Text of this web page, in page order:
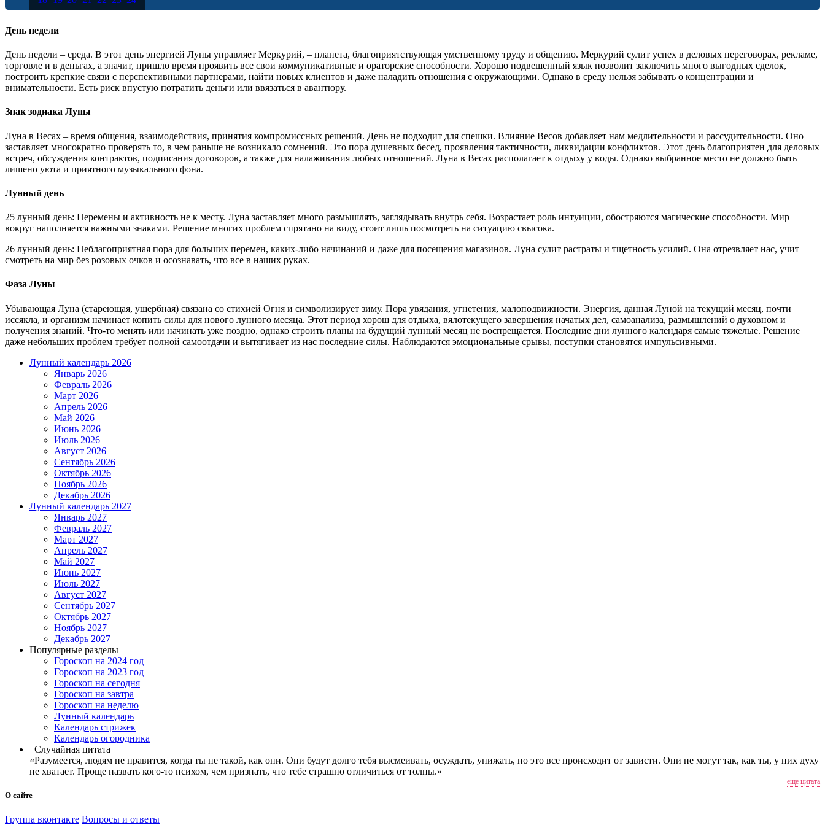
25 26 27 28 29 30
День недели
День недели – среда. В этот день энергией Луны управляет Меркурий, – планета, благоприятствующая умственному труду и общению. Меркурий сулит успех в деловых переговорах, рекламе,
торговле и в деньгах, а значит, пришло время проявить все свои коммуникативные и ораторские способности. Хорошо подвешенный язык позволит заключить много выгодных сделок,
построить крепкие связи с перспективными партнерами, найти новых клиентов и даже наладить отношения с окружающими. Однако в среду нельзя забывать о концентрации и
внимательности. Есть риск впустую потратить деньги или ввязаться в авантюру.
Знак зодиака Луны
Луна в Весах – время общения, взаимодействия, принятия компромиссных решений. День не подходит для спешки. Влияние Весов добавляет нам медлительности и рассудительности. Оно
заставляет многократно проверять то, в чем раньше не возникало сомнений. Это пора душевных бесед, проявления тактичности, ликвидации конфликтов. Этот день благоприятен для деловых
встреч, обсуждения контрактов, подписания договоров, а также для налаживания любых отношений. Луна в Весах располагает к отдыху у воды. Однако выбранное место не должно быть
лишено уюта и приятного музыкального фона.
Лунный день
25 лунный день: Перемены и активность не к месту. Луна заставляет много размышлять, заглядывать внутрь себя. Возрастает роль интуиции, обостряются магические способности. Мир
вокруг наполняется важными знаками. Решение многих проблем спрятано на виду, стоит лишь посмотреть на ситуацию свысока.
26 лунный день: Неблагоприятная пора для больших перемен, каких-либо начинаний и даже для посещения магазинов. Луна сулит растраты и тщетность усилий. Она отрезвляет нас, учит
смотреть на мир без розовых очков и осознавать, что все в наших руках.
Фаза Луны
Убывающая Луна (стареющая, ущербная) связана со стихией Огня и символизирует зиму. Пора увядания, угнетения, малоподвижности. Энергия, данная Луной на текущий месяц, почти
иссякла, и организм начинает копить силы для нового лунного месяца. Этот период хорош для отдыха, вялотекущего завершения начатых дел, самоанализа, размышлений о духовном и
получения знаний. Что-то менять или начинать уже поздно, однако строить планы на будущий лунный месяц не воспрещается. Последние дни лунного календаря самые тяжелые. Решение
даже небольших проблем требует полной самоотдачи и вытягивает из нас последние силы. Наблюдаются эмоциональные срывы, поступки становятся импульсивными.
Лунный календарь 2026
Январь 2026
Февраль 2026
Март 2026
Апрель 2026
Май 2026
Июнь 2026
Июль 2026
Август 2026
Сентябрь 2026
Октябрь 2026
Ноябрь 2026
Декабрь 2026
Лунный календарь 2027
Январь 2027
Февраль 2027
Март 2027
Апрель 2027
Май 2027
Июнь 2027
Июль 2027
Август 2027
Сентябрь 2027
Октябрь 2027
Ноябрь 2027
Декабрь 2027
Популярные разделы
Гороскоп на 2024 год
Гороскоп на 2023 год
Гороскоп на сегодня
Гороскоп на завтра
Гороскоп на неделю
Лунный календарь
Календарь стрижек
Календарь огородника
Случайная цитата
«Разумеется, людям не нравится, когда ты не такой, как они. Они будут долго тебя высмеивать, осуждать, унижать, но это все происходит от зависти. Они не могут так, как ты, у них духу
не хватает. Проще назвать кого-то психом, чем признать, что тебе страшно отличиться от толпы.»
еще цитата
О сайте
Группа вконтакте Вопросы и ответы